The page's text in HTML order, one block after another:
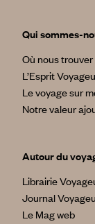
Qui sommes-
Où nous trouver
L’Esprit
Le voyage sur
Notre valeur
Autour du
Librairie
Journal
Le Mag web